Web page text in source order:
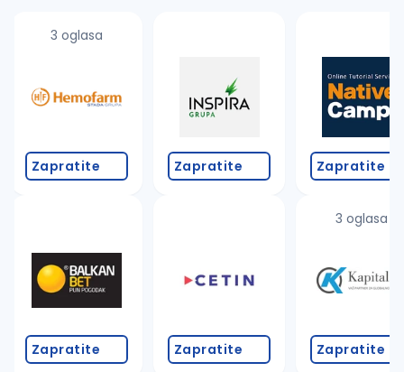
3 oglasa
Zapratite
Zapratite
Zapratite
Zapratite
Zapratite
3 oglasa
Zapratite